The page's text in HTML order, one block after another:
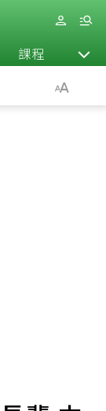
課程 退休